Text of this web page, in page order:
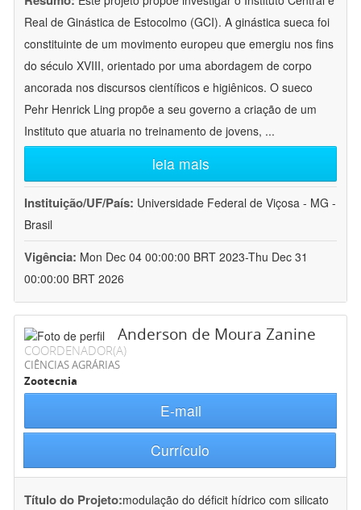
Real de Ginástica de Estocolmo (GCI). A ginástica sueca foi
constituinte de um movimento europeu que emergiu nos fins
do século XVIII, orientado por uma abordagem de corpo
ancorada nos discursos científicos e higiênicos. O sueco
Pehr Henrick Ling propõe a seu governo a criação de um
Instituto que atuaria no treinamento de jovens, ...
leia mais
Instituição/UF/País: Universidade Federal de Viçosa - MG -
Brasil
Vigência: Mon Dec 04 00:00:00 BRT 2023-Thu Dec 31
00:00:00 BRT 2026
Anderson de Moura Zanine
COORDENADOR(A)
CIÊNCIAS AGRÁRIAS
Zootecnia
E-mail
Currículo
Título do Projeto:modulação do déficit hídrico com silicato